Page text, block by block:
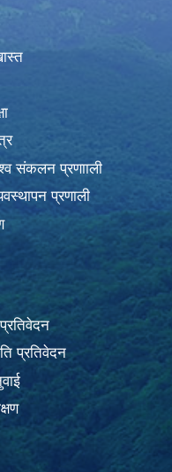
संकलन प्रणााली
प्रणाली
प्रतिवेदन